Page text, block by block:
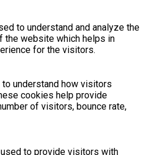
to understand and analyze the
the website which helps in
for the visitors.
understand how visitors
cookies help provide
of visitors, bounce rate,
to provide visitors with